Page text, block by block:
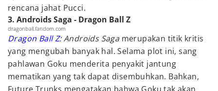
rencana jahat Pucci.
3. Androids Saga - Dragon Ball Z
dragonball.fandom.com
Dragon Ball Z: Androids Saga merupakan titik kritis
yang mengubah banyak hal. Selama plot ini, sang
pahlawan Goku menderita penyakit jantung
mematikan yang tak dapat disembuhkan. Bahkan,